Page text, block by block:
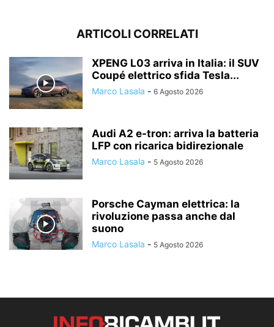
ARTICOLI CORRELATI
XPENG L03 arriva in Italia: il SUV
Coupé elettrico sfida Tesla...
Marco Lasala - 6 Agosto 2026
Audi A2 e-tron: arriva la batteria
LFP con ricarica bidirezionale
Marco Lasala - 5 Agosto 2026
Porsche Cayman elettrica: la
rivoluzione passa anche dal
suono
Marco Lasala - 5 Agosto 2026